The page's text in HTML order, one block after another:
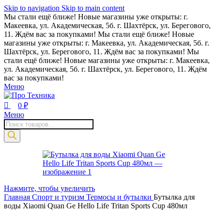
Skip to navigation Skip to main content
Мы стали ещё ближе! Новые магазины уже открыты: г.
Макеевка, ул. Академическая, 5б. г. Шахтёрск, ул. Берегового,
11. Ждём вас за покупками! Мы стали ещё ближе! Новые
магазины уже открыты: г. Макеевка, ул. Академическая, 5б. г.
Шахтёрск, ул. Берегового, 11. Ждём вас за покупками! Мы
стали ещё ближе! Новые магазины уже открыты: г. Макеевка,
ул. Академическая, 5б. г. Шахтёрск, ул. Берегового, 11. Ждём
вас за покупками!
Меню
0 ₽
Меню
Поиск
товаров
Нажмите, чтобы увеличить
Главная Спорт и туризм Термосы и бутылки Бутылка для
воды Xiaomi Quan Ge Hello Life Tritan Sports Cup 480мл